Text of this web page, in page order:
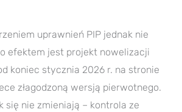
uprawnień PIP jednak nie
efektem jest projekt nowelizacji
koniec stycznia 2026 r. na stronie
złagodzoną wersją pierwotnego.
się nie zmieniają – kontrola ze